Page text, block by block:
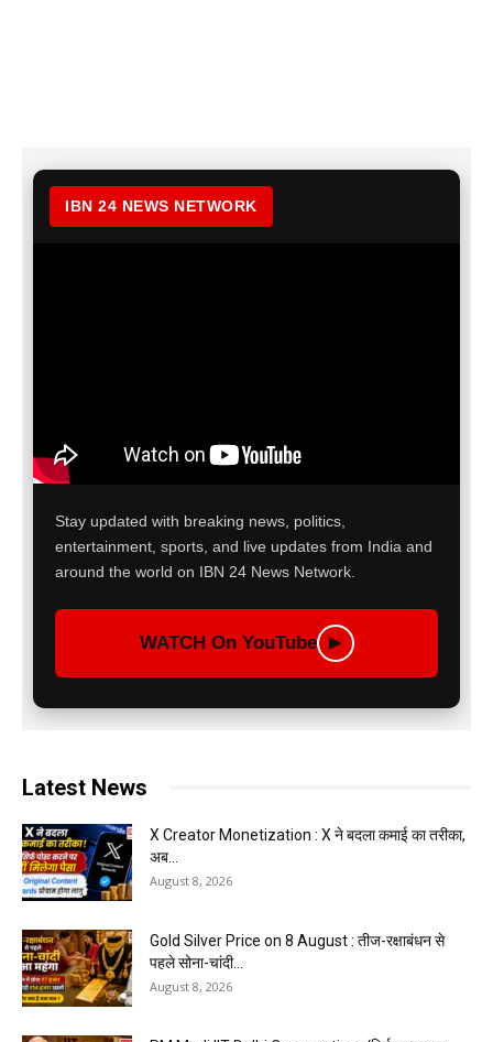
IBN 24 NEWS NETWORK
Stay updated with breaking news, politics,
entertainment, sports, and live updates from India and
around the world on IBN 24 News Network.
WATCH On YouTube ▶
Latest News
X Creator Monetization : X ने बदला कमाई का तरीका,
अब...
August 8, 2026
Gold Silver Price on 8 August : तीज-रक्षाबंधन से
पहले सोना-चांदी...
August 8, 2026